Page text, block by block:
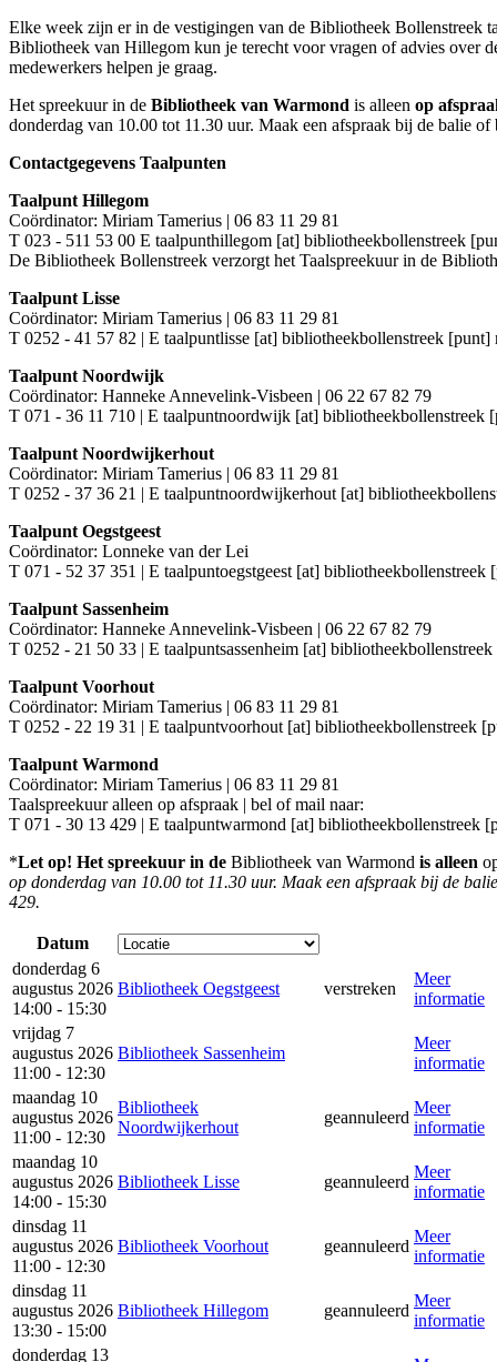
Elke week zijn er in de vestigingen van de Bibliotheek Bollenstreek
Bibliotheek van Hillegom kun je terecht voor vragen of advies over
medewerkers helpen je graag.
Het spreekuur in de Bibliotheek van Warmond is alleen op
donderdag van 10.00 tot 11.30 uur. Maak een afspraak bij de balie
Contactgegevens Taalpunten
Taalpunt Hillegom
Coördinator: Miriam Tamerius | 06 83 11 29 81
T 023 - 511 53 00 E taalpunthillegom [at] bibliotheekbollenstreek
De Bibliotheek Bollenstreek verzorgt het Taalspreekuur in de
Taalpunt Lisse
Coördinator: Miriam Tamerius | 06 83 11 29 81
T 0252 - 41 57 82 | E taalpuntlisse [at] bibliotheekbollenstreek [punt]
Taalpunt Noordwijk
Coördinator: Hanneke Annevelink-Visbeen | 06 22 67 82 79
T 071 - 36 11 710 | E taalpuntnoordwijk [at] bibliotheekbollenstreek
Taalpunt Noordwijkerhout
Coördinator: Miriam Tamerius | 06 83 11 29 81
T 0252 - 37 36 21 | E taalpuntnoordwijkerhout [at]
Taalpunt Oegstgeest
Coördinator: Lonneke van der Lei
T 071 - 52 37 351 | E taalpuntoegstgeest [at] bibliotheekbollenstreek
Taalpunt Sassenheim
Coördinator: Hanneke Annevelink-Visbeen | 06 22 67 82 79
T 0252 - 21 50 33 | E taalpuntsassenheim [at]
Taalpunt Voorhout
Coördinator: Miriam Tamerius | 06 83 11 29 81
T 0252 - 22 19 31 | E taalpuntvoorhout [at] bibliotheekbollenstreek
Taalpunt Warmond
Coördinator: Miriam Tamerius | 06 83 11 29 81
Taalspreekuur alleen op afspraak | bel of mail naar:
T 071 - 30 13 429 | E taalpuntwarmond [at] bibliotheekbollenstreek
*Let op! Het spreekuur in de Bibliotheek van Warmond is alleen
op donderdag van 10.00 tot 11.30 uur. Maak een afspraak bij de
429.
Datum
donderdag 6
augustus 2026
14:00 - 15:30
Bibliotheek Oegstgeest verstreken
Meer
informatie
vrijdag 7
augustus 2026
11:00 - 12:30
Bibliotheek Sassenheim
Meer
informatie
maandag 10
augustus 2026
11:00 - 12:30
Bibliotheek
Noordwijkerhout
geannuleerd
Meer
informatie
maandag 10
augustus 2026
14:00 - 15:30
Bibliotheek Lisse geannuleerd
Meer
informatie
dinsdag 11
augustus 2026
11:00 - 12:30
Bibliotheek Voorhout geannuleerd
Meer
informatie
dinsdag 11
augustus 2026
13:30 - 15:00
Bibliotheek Hillegom geannuleerd
Meer
informatie
donderdag 13